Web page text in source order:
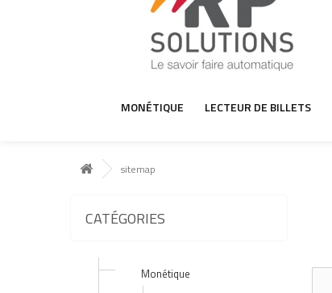
MONÉTIQUE LECTEUR DE BILLETS
sitemap
CATÉGORIES
Monétique